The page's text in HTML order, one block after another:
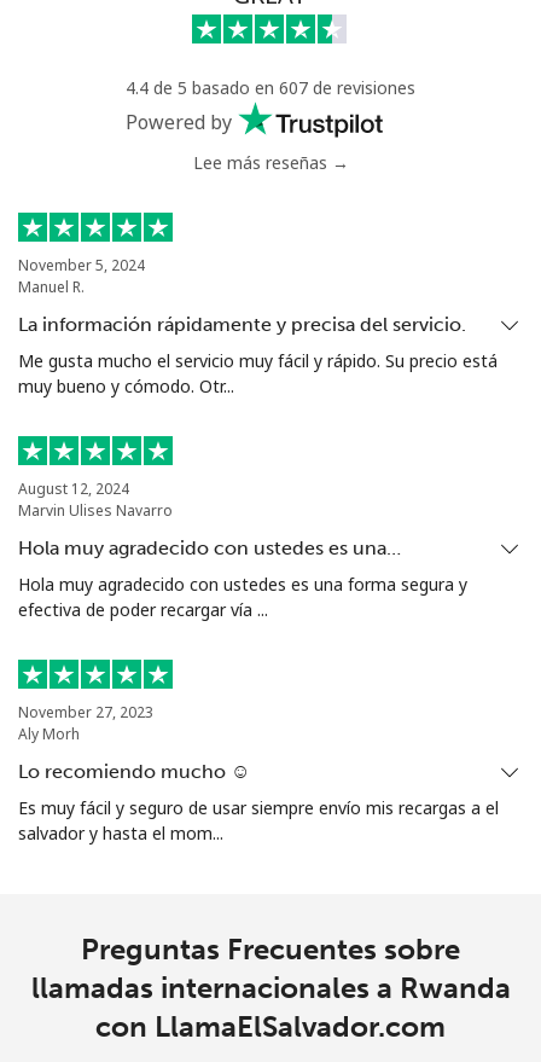
4.4 de 5 basado en 607 de revisiones
Powered by
Lee más reseñas →
November 5, 2024
Manuel R.
La información rápidamente y precisa del servicio.
Me gusta mucho el servicio muy fácil y rápido. Su precio está
muy bueno y cómodo. Otr...
August 12, 2024
Marvin Ulises Navarro
Hola muy agradecido con ustedes es una…
Hola muy agradecido con ustedes es una forma segura y
efectiva de poder recargar vía ...
November 27, 2023
Aly Morh
Lo recomiendo mucho ☺️
Es muy fácil y seguro de usar siempre envío mis recargas a el
salvador y hasta el mom...
Preguntas Frecuentes sobre
llamadas internacionales a Rwanda
con LlamaElSalvador.com